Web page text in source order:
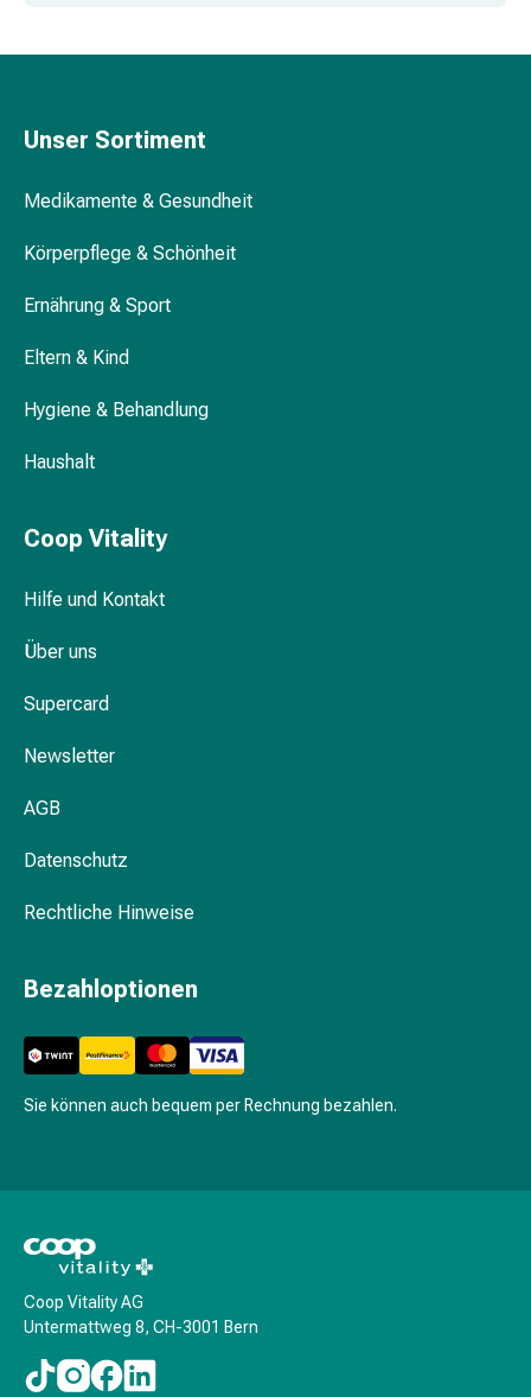
Reinigung
Kosmetiktücher
Kosmetikbedarf
Gesichtskuren
Gesichtswasser
Zubehör
Spülungen
Kuren
Trockenshampoo
Tools
Binden
Menstruationsunterwäsche
Intimpflegezubehör
Tampons
Für
den
Körper
Bodylotion
Unser Sortiment
Medikamente & Gesundheit
Körperpflege & Schönheit
Ernährung & Sport
Eltern & Kind
Hygiene & Behandlung
Haushalt
Coop Vitality
Hilfe und Kontakt
Über uns
Supercard
Newsletter
AGB
Datenschutz
Rechtliche Hinweise
Bezahloptionen
Sie können auch bequem per Rechnung bezahlen.
Coop Vitality AG
Untermattweg 8, CH-3001 Bern